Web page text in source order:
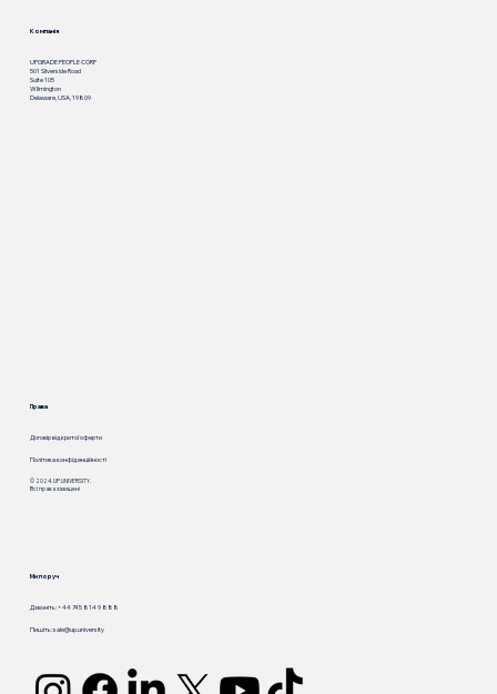
Компанія
UPGRADE PEOPLE CORP
501 Silverside Road
Suite 105
Wilmington
Delaware, USA, 19809
Права
Договір відкритої оферти
Політика конфіденційності
© 2024. UP.UNIVERSITY.
Всі права захищені
Ми поруч
Пишіть:sale@up.university
Дзвоніть: +44 745 814 9 888